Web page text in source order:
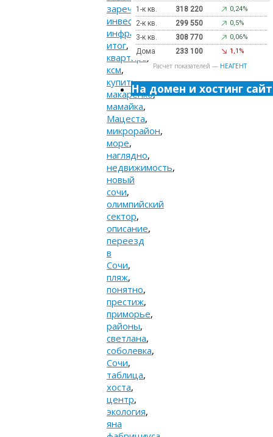
заречный,
инвестиции,
инфраструктура,
итог,
квартира,
ксм,
купить,
макаренко,
мамайка,
Мацеста,
микрорайон,
море,
наглядно,
недвижимость,
новый
сочи,
олимпийский
сектор,
описание,
переезд
в
Сочи,
пляж,
понятно,
престиж,
приморье,
районы,
светлана,
соболевка,
Сочи,
таблица,
хоста,
центр,
экология,
яна
1-к кв. 318 220 0,24%
2-к кв. 299 550 0,5%
3-к кв. 308 770 0,06%
Дома 233 100 1,1%
Расчет показателей — НЕАГЕНТ
На домен и хостинг